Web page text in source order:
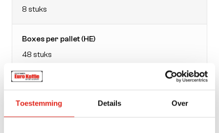
Toestemming Details Over
8 stuks
Boxes per pallet (HE)
48 stuks
EAN doos
21116650